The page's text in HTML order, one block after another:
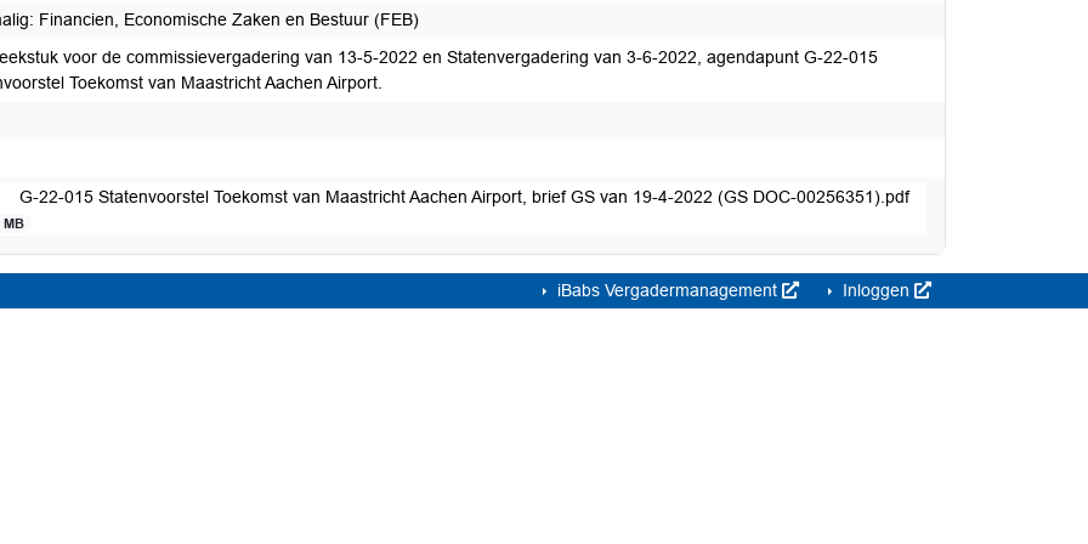
Financien, Economische Zaken en Bestuur (FEB)
voor de commissievergadering van 13-5-2022 en Statenvergadering van 3-6-2022, agendapunt G-22-015
Toekomst van Maastricht Aachen Airport.
G-22-015 Statenvoorstel Toekomst van Maastricht Aachen Airport, brief GS van 19-4-2022 (GS DOC-00256351).pdf
MB
iBabs Vergadermanagement Inloggen